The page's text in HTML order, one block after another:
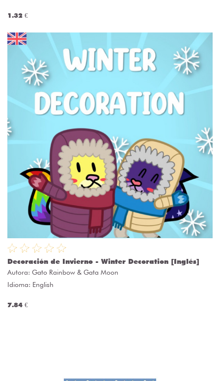
1.32 €
Decoración de Invierno - Winter Decoration [Inglés]
Autora: Gato Rainbow & Gata Moon
Idioma: English
7.84 €